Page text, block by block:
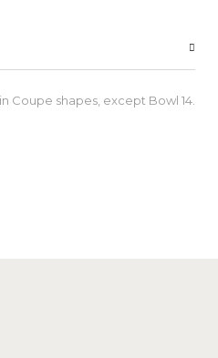
Coupe shapes, except Bowl 14.